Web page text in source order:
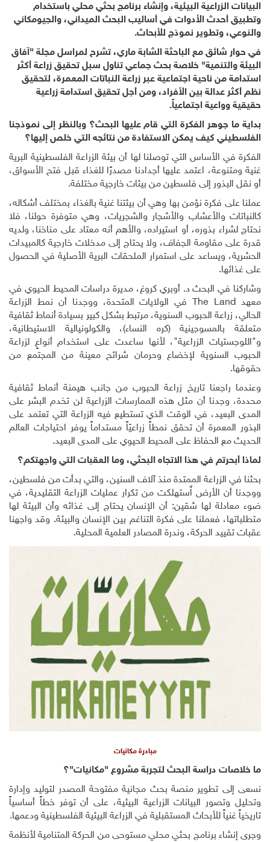
البيانات الزراعية البيئية، وإنشاء برنامج بحثي محلي باستخدام
وتطبيق أحدث الأدوات في أساليب البحث الميداني، والجيومكاني
والنوعي، وتطوير نموذج للأبحاث.
في حوار شائق مع الباحثة الشابة ماري، تشرح لمراسل مجلة "آفاق
البيئة والتنمية" خلاصة بحث جماعي تناول سبل تحقيق زراعة أكثر
استدامة من ناحية اجتماعية عبر زراعة النباتات المعمرة، لتحقيق
نظم أكثر عدالة بين الأفراد، ومن أجل تحقيق استدامة زراعية
حقيقية وواعية اجتماعياً.
بداية ما جوهر الفكرة التي قام عليها البحث؟ وبالنظر إلى نموذجنا
الفلسطيني كيف يمكن الاستفادة من نتائجه التي خلص إليها؟
الفكرة في الأساس التي توصلنا لها أن بيئة الزراعة الفلسطينية البرية
غنية ومتنوعة، اعتمد عليها أجدادنا مصدرًا للغذاء قبل فتح الأسواق،
أو نقل البذور إلى فلسطين من بيئات خارجية مختلفة.
عملنا على فكرة نؤمن بها وهي أن بيئتنا غنية بالغذاء بمختلف أشكاله،
كالنباتات والأعشاب والأشجار والشجريات، وهي متوفرة حولنا، فلا
نحتاج لشراء بذوره، أو استيراده، والأهم أنه معتاد على مناخنا، ولديه
قدرة على مقاومة الجفاف، ولا يحتاج إلى مدخلات خارجية كالمبيدات
الحشرية، ويساعد على استمرار الملحقات البرية الأصلية في الحصول
على غذائها.
وشاركنا في البحث د. أوبري كروغ، مديرة دراسات المحيط الحيوي في
معهد The Landفي الولايات المتحدة، ووجدنا أن نمط الزراعة
الحالي، زراعة الحبوب السنوية، مرتبط بشكل كبير بسيادة أنماط ثقافية
متعلقة بالمسوجينية (كره النساء)، والكولونيالية الاستيطانية،
و"اللوجستيات الزراعية"، لأنها ساعدت على استخدام أنواعٍ لزراعة
الحبوب السنوية لإخضاع وحرمان شرائح معينة من المجتمع من
حقوقها.
وعندما راجعنا تاريخ زراعة الحبوب من جانب هيمنة أنماط ثقافية
محددة، وجدنا أن مثل هذه الممارسات الزراعية لن تخدم البشر على
المدى البعيد، في الوقت الذي تستطيع فيه الزراعة التي تعتمد على
البذور المعمرة أن تحقق نمطاً زراعيّاً مستداماً يوفر احتياجات العالم
الحديث مع الحفاظ على المحيط الحيوي على المدى البعيد.
لماذا أبحرتم في هذا الاتجاه البحثي، وما العقبات التي واجهتكم؟
بحثنا في الزراعة الممتدة منذ آلاف السنين، والتي بدأت من فلسطين،
ووجدنا أن الأرض اٌستهلكت من تكرار عمليات الزراعة التقليدية، في
ضوء معادلة لها شقين: أن الإنسان يحتاج إلى غذائه وأن البيئة لها
متطلباتها، فعملنا على فكرة التناغم بين الإنسان والبيئة. وقد واجهنا
عقبات تقييد الحركة، وندرة المصادر العلمية المحلية.
مبادرة مكانيات
ما خلاصات دراسة البحث لتجربة مشروع "مكانيات"؟
نسعى إلى تطوير منصة بحث مجانية مفتوحة المصدر لتوليد وإدارة
وتحليل وتصور البيانات الزراعية البيئية، على أن توفر خطاً أساسياً
تاريخياً غنياً للأبحاث المستقبلية في الزراعة البيئية الفلسطينية ودعمها.
وجرى إنشاء برنامج بحثي محلي مستوحى من الحركة المتنامية لأنظمة